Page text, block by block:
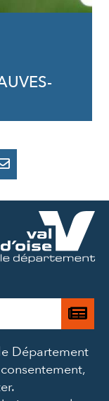
PARTAGER
MAIL
Je
à
Département